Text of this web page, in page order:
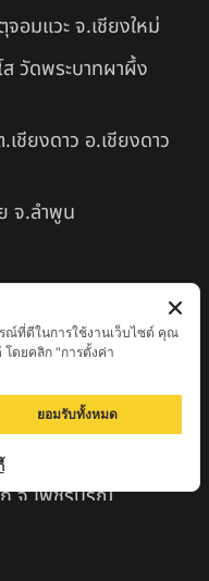
อมแวะ จ.เชียงใหม่
วัดพระบาทผาผึ้ง
ชียงดาว อ.เชียงดาว
จ.ลำพูน
รบูรณ์
วัน อ.เชียงดาว
จ.เพชรบูรณ์
ณ์ที่ดีในการใช้งานเว็บไซต์ คุณ
โดยคลิก "การตั้งค่า
ยอมรับทั้งหมด